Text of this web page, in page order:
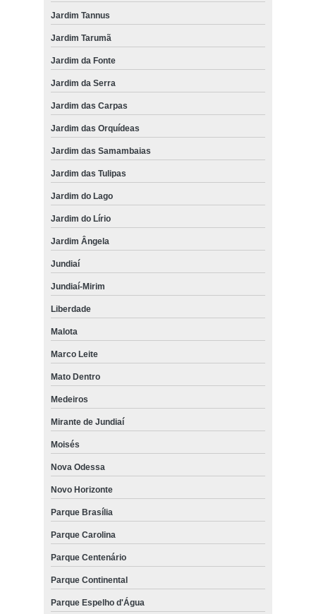
Jardim Tannus
Jardim Tarumã
Jardim da Fonte
Jardim da Serra
Jardim das Carpas
Jardim das Orquídeas
Jardim das Samambaias
Jardim das Tulipas
Jardim do Lago
Jardim do Lírio
Jardim Ângela
Jundiaí
Jundiaí-Mirim
Liberdade
Malota
Marco Leite
Mato Dentro
Medeiros
Mirante de Jundiaí
Moisés
Nova Odessa
Novo Horizonte
Parque Brasília
Parque Carolina
Parque Centenário
Parque Continental
Parque Espelho d'Água